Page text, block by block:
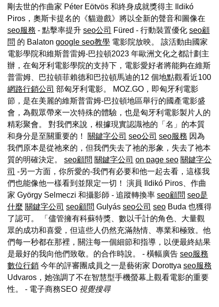
剛去世的作曲家 Péter Eötvös 和終身成就獎得主 Ildikó
Piros，奧斯卡提名的《貓遊戲》將以全新的聲音和圖像在
seo服務 - 點擊率提升 seo公司 Füred - 行動裝置優化 seo顧
問 的 Balaton google seo教學 電影院放映。 該活動由國家
電影學院和維斯普雷姆-巴拉頓2023 年歐洲文化之都計劃主
辦，在匈牙利電影學院的支持下，電影愛好者將能夠在維斯
普雷姆、巴拉頓菲賴德和巴拉頓馬迪的12 個地點觀看近100
網路行銷公司 部匈牙利電影。 MOZ.GO，即匈牙利電影
節，是在美麗的維斯普雷姆-巴拉頓地區舉行的國產電影盛
會，為觀眾帶來一次特殊的體驗，也是匈牙利電影製片人的
精彩聚會。 對我們來說，根據現實認識祂的「名」的本質
和身分是至關重要的！ 關鍵字公司 seo公司 seo服務 因為
我們原本是從祂來的，但我們失去了祂的形象，失去了祂本
質的明確決定。 seo顧問 關鍵字公司 on page seo 關鍵字公
司 -另一方面，你所愛的-我們有必要和他一起去看，這樣我
們也能像他一樣看到並限定一切！ 演員 Ildikó Piros、作曲
家 György Selmeczi 和攝影師 - 追蹤轉換率 seo顧問 seo是
什麼 關鍵字公司 seo顧問 Gulyás seo公司 seo Buda 也獲得
了認可。 「儘管擁有科蘇特獎、數以千計的角色、大量觀
眾的成功和喜愛，但這些人仍然充滿熱情、專業和極致。他
們每一秒都在那裡，關注每一個細節和指導，以便最終結果
是最好的我向他們致敬。的合作時說。 - 橫幅廣告 seo服務
數位行銷 今年的評審團成員之一是藝術家 Dorottya seo服務
Udvaros，她強調了不在智慧型手機螢幕上觀看電影的重要
性。 - 電子商務SEO 視覺搜尋